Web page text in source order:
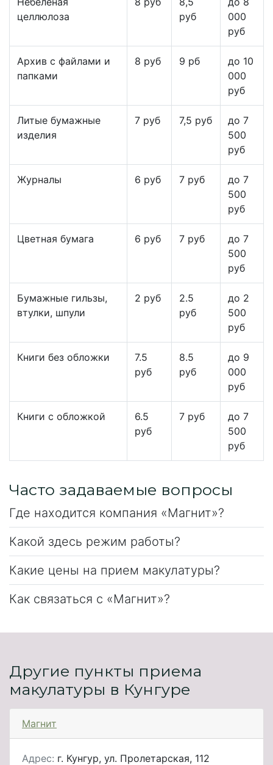
целлюлоза
руб
000
руб
Архив с файлами и
папками
8 руб 9 рб
до 10
000
руб
Литые бумажные
изделия
7 руб 7,5 руб
до 7
500
руб
Журналы 6 руб 7 руб
до 7
500
руб
Цветная бумага 6 руб 7 руб
до 7
500
руб
Бумажные гильзы,
втулки, шпули
2 руб
2.5
руб
до 2
500
руб
Книги без обложки
7.5
руб
8.5
руб
до 9
000
руб
Книги с обложкой
6.5
руб
7 руб
до 7
500
руб
Часто задаваемые вопросы
Где находится компания «Магнит»?
Какой здесь режим работы?
Какие цены на прием макулатуры?
Как связаться с «Магнит»?
Другие пункты приема
макулатуры в Кунгуре
Магнит
Адрес: г. Кунгур, ул. Пролетарская, 112